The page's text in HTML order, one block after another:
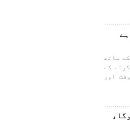
ساتھ
کرنے کے
اور